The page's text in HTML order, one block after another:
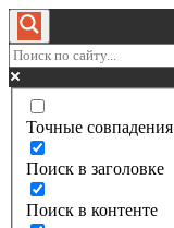
Точные совпадения
Поиск в заголовке
Поиск в контенте